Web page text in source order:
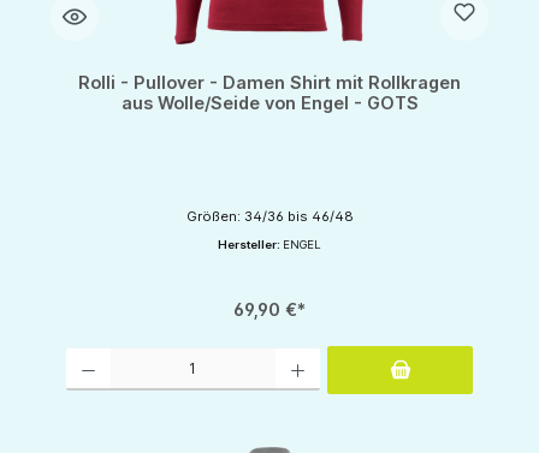
Rolli - Pullover - Damen Shirt mit Rollkragen
aus Wolle/Seide von Engel - GOTS
Größen: 34/36 bis 46/48
Hersteller: ENGEL
69,90 €*